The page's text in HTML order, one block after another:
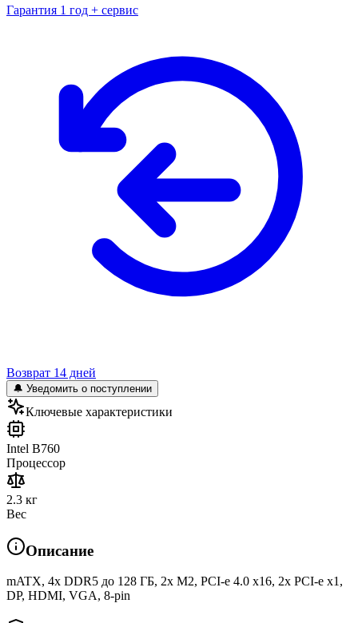
Гарантия 1 год + сервис
Возврат 14 дней
🔔 Уведомить о поступлении
Ключевые характеристики
Intel B760
Процессор
2.3 кг
Вес
Описание
mATX, 4x DDR5 до 128 ГБ, 2x M2, PCI-e 4.0 x16, 2x PCI-e x1,
DP, HDMI, VGA, 8-pin